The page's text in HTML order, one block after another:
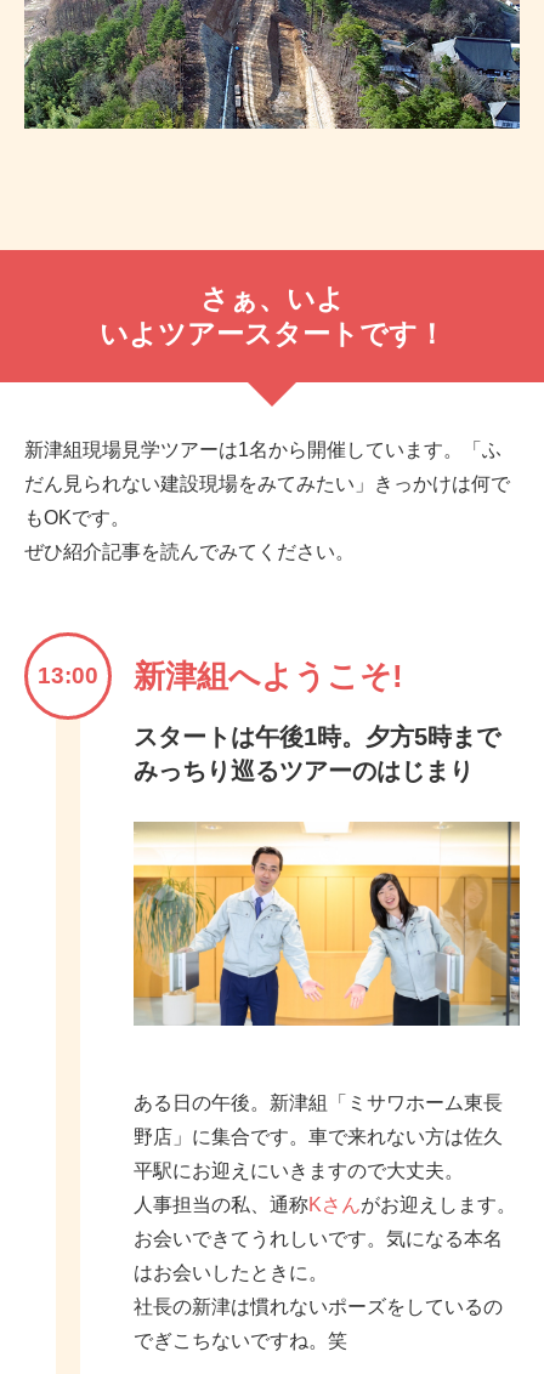
さぁ、いよ
いよツアースタートです！
新津組現場見学ツアーは1名から開催しています。「ふ
だん見られない建設現場をみてみたい」きっかけは何で
もOKです。
ぜひ紹介記事を読んでみてください。
13:00 新津組へようこそ!
スタートは午後1時。夕方5時まで
みっちり巡るツアーのはじまり
ある日の午後。新津組「ミサワホーム東長
野店」に集合です。車で来れない方は佐久
平駅にお迎えにいきますので大丈夫。
人事担当の私、通称Kさんがお迎えします。
お会いできてうれしいです。気になる本名
はお会いしたときに。
社長の新津は慣れないポーズをしているの
でぎこちないですね。笑